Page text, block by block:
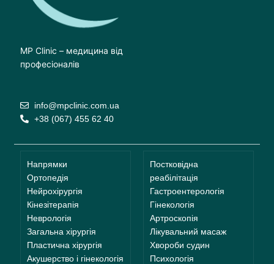
MP Clinic – медицина від
професіоналів
info@mpclinic.com.ua
+38 (067) 455 62 40
Напрямки
Ортопедія
Нейрохірургія
Кінезітерапія
Неврологія
Загальна хірургія
Пластична хірургія
Акушерство і гінекологія
Постковідна
реабілітація
Гастроентерологія
Гінекологія
Артроскопія
Лікувальний масаж
Хвороби судин
Психологія